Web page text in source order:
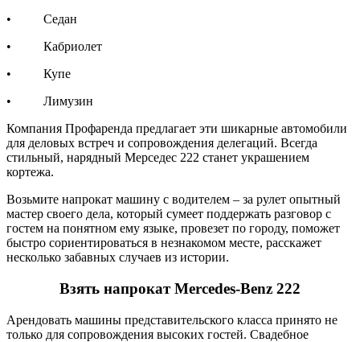
• Седан
• Кабриолет
• Купе
• Лимузин
Компания Профаренда предлагает эти шикарные автомобили
для деловых встреч и сопровождения делегаций. Всегда
стильный, нарядный Мерседес 222 станет украшением
кортежа.
Возьмите напрокат машину с водителем – за рулет опытный
мастер своего дела, который сумеет поддержать разговор с
гостем на понятном ему языке, провезет по городу, поможет
быстро сориентироваться в незнакомом месте, расскажет
несколько забавных случаев из истории.
Взять напрокат Mercedes-Benz 222
Арендовать машины представительского класса принято не
только для сопровождения высоких гостей. Свадебное